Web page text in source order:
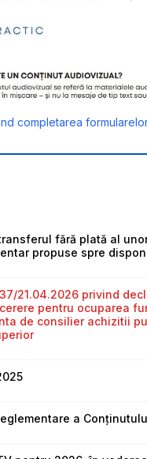
completarea
fără plată al
propuse spre
21.04.2026 privind
pentru ocuparea
de consilier achizitii
a